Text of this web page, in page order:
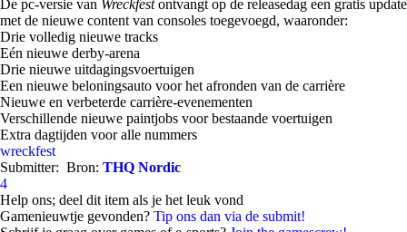
De pc-versie van Wreckfestontvangt op de releasedag een gratis update
met de nieuwe content van consoles toegevoegd, waaronder:
Drie volledig nieuwe tracks
Eén nieuwe derby-arena
Drie nieuwe uitdagingsvoertuigen
Een nieuwe beloningsauto voor het afronden van de carrière
Nieuwe en verbeterde carrière-evenementen
Verschillende nieuwe paintjobs voor bestaande voertuigen
Extra dagtijden voor alle nummers
wreckfest
Submitter: Bron: THQ Nordic
4
Help ons; deel dit item als je het leuk vond
Gamenieuwtje gevonden? Tip ons dan via de submit!